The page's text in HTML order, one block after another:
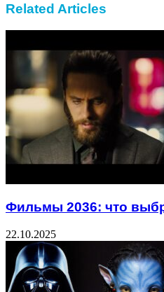
Related Articles
Фильмы 2036: что
22.10.2025